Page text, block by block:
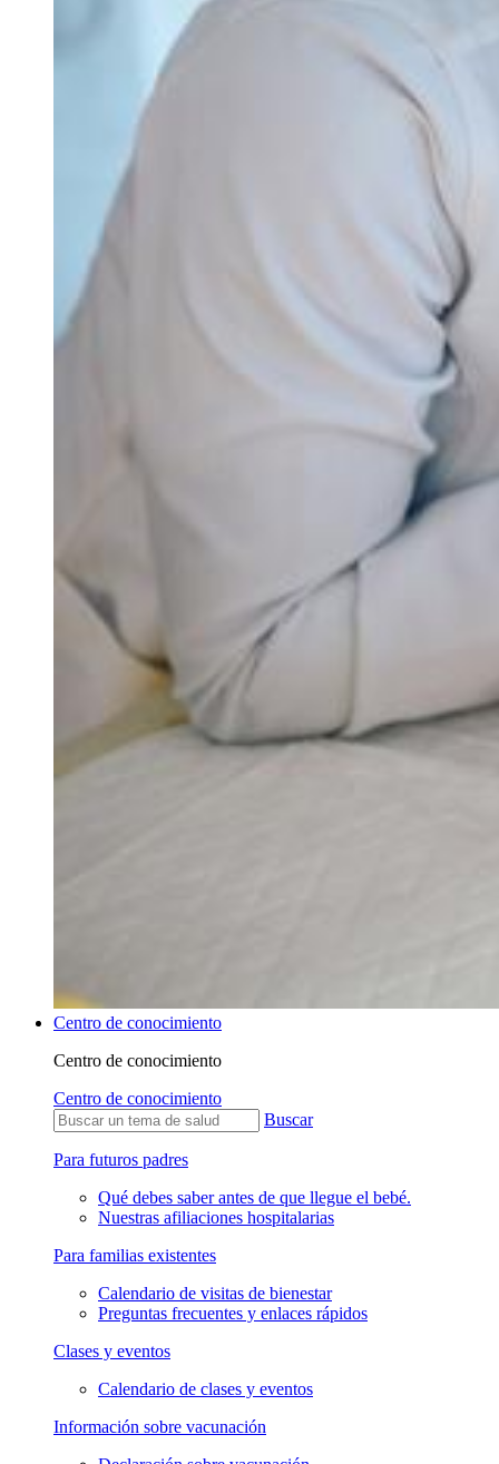
Centro de conocimiento
Centro de conocimiento
Centro de conocimiento
Buscar
Para futuros padres
Qué debes saber antes de que llegue el bebé.
Nuestras afiliaciones hospitalarias
Para familias existentes
Calendario de visitas de bienestar
Preguntas frecuentes y enlaces rápidos
Clases y eventos
Calendario de clases y eventos
Información sobre vacunación